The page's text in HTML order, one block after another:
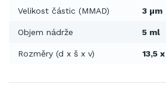
Velikost částic (MMAD) 3 µm
Objem nádrže 5 ml
Rozměry (d x š x v) 13,5